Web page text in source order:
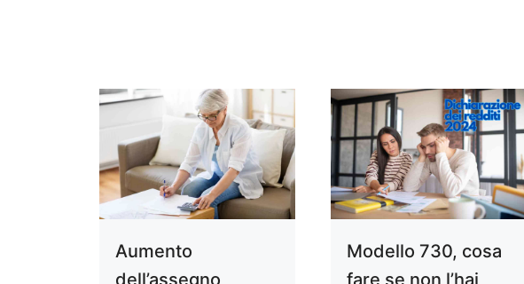
Aumento
dell’assegno
Modello 730, cosa
fare se non l’hai